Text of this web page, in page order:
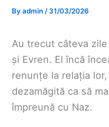
By admin /31/03/2026
Au trecut câteva
și Evren. El încă
renunțe la relația
dezamăgită ca să
împreună cu Naz.